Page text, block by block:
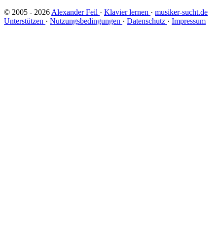
© 2005 - 2026 Alexander Feil · Klavier lernen · musiker-sucht.de
Unterstützen · Nutzungsbedingungen · Datenschutz · Impressum